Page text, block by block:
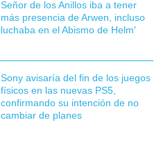
Señor de los Anillos iba a tener
más presencia de Arwen, incluso
luchaba en el Abismo de Helm'
Sony avisaría del fin de los juegos
físicos en las nuevas PS5,
confirmando su intención de no
cambiar de planes